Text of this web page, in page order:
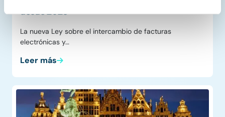
desde 2028
La nueva Ley sobre el intercambio de facturas
electrónicas y…
Leer más